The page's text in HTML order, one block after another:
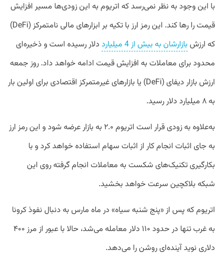
با این وجود به نظر نمی‌رسد که اتریوم به این زودی‌ها مسیر افزایش
قیمت را رها کند. این رمز ارز با تکیه بر ابزارهای مالی نامتمرکز (DeFi)
که ارزش بازارشان به بیش از 4 میلیارد
دلار رسیده است و ذخیره‌ای
محدود برای معاملات به افزایش قیمت ادامه خواهد داد. روز جمعه
ارزش بازار دیفای (DeFi) یا بازارهای غیرمتمرکز اقتصادی برای اولین بار
به ۸ میلیارد دلار رسید.
به‌علاوه به زودی قرار است اتریوم ۲.۰ به بازار عرضه شود و این رمز ارز
به جای اثبات انجام کار از اثبات سهام استفاده خواهد کرد و با
بکارگیری تکنیک‌های شکست به معاملات انجام گرفته روی این
شبکه بلاکچین سرعت خواهد بخشید.
اتریوم که پس از «پنج شنبه سیاه» در ماه مارس به دنبال نفوذ کرونا
به غرب تنها در حدود ۱۱۰ دلار معامله می‌شد، حالا با عبور از مرز ۴۰۰
دلاری نوید آینده‌ای روشن را می‌دهد.